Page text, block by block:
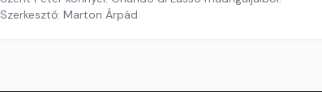
Szerkesztő: Marton Árpád